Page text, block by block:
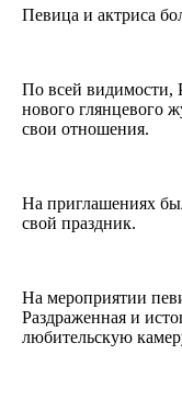
Певица и актриса
По всей видимости,
нового глянцевого
свои отношения.
На приглашениях
свой праздник.
На мероприятии
Раздраженная и
любительскую